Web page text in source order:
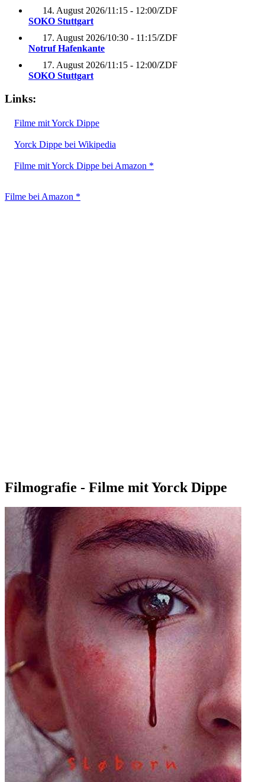
14. August 2026/11:15 - 12:00/ZDF
SOKO Stuttgart
17. August 2026/10:30 - 11:15/ZDF
Notruf Hafenkante
17. August 2026/11:15 - 12:00/ZDF
SOKO Stuttgart
Links:
Filme mit Yorck Dippe
Yorck Dippe bei Wikipedia
Filme mit Yorck Dippe bei Amazon *
Filme bei Amazon *
Filmografie - Filme mit Yorck Dippe